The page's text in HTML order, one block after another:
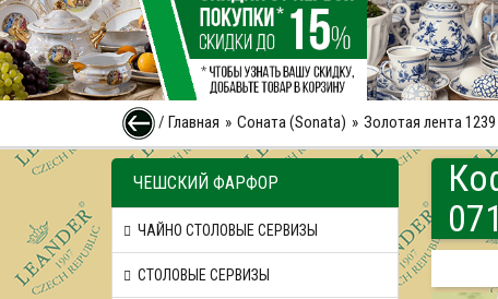
/ Главная Соната (Sonata) Золотая лента 1239
ЧЕШСКИЙ ФАРФОР
ЧАЙНО СТОЛОВЫЕ СЕРВИЗЫ
СТОЛОВЫЕ СЕРВИЗЫ